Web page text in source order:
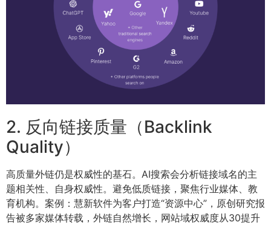
2. 反向链接质量（Backlink
Quality）
高质量外链仍是权威性的基石。AI搜索会分析链接域名的主
题相关性、自身权威性。避免低质链接，聚焦行业媒体、教
育机构。案例：慧新软件为客户打造“资源中心”，原创研究报
告被多家媒体转载，外链自然增长，网站域权威度从30提升